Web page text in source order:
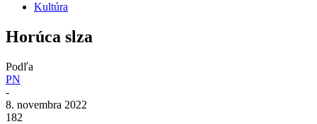
Kultúra
Horúca slza
Podľa
PN
-
8. novembra 2022
182